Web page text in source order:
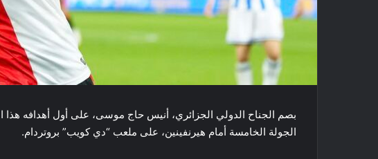
بصم الجناح الدولي الجزائري، أنيس حاج موسى، على أول أهدافه هذا
الجولة الخامسة أمام هيرنفينين، على ملعب “دي كويب” بروتردام.